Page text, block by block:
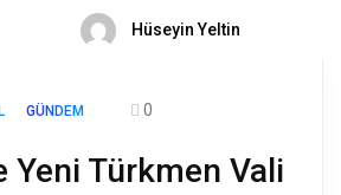
Hüseyin Yeltin
GÜNDEM 0
Yeni Türkmen Vali